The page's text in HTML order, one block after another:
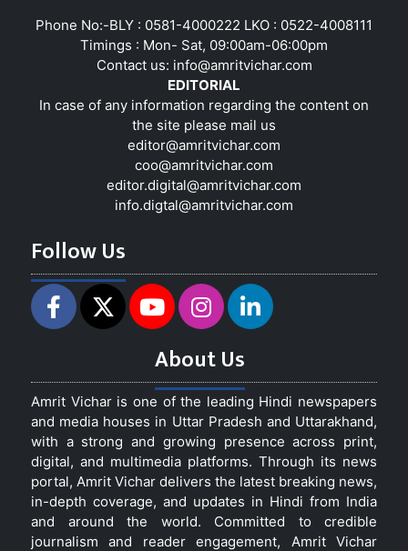
Phone No:-BLY : 0581-4000222 LKO : 0522-4008111
Timings : Mon- Sat, 09:00am-06:00pm
Contact us: info@amritvichar.com
EDITORIAL
In case of any information regarding the content on
the site please mail us
editor@amritvichar.com
coo@amritvichar.com
editor.digital@amritvichar.com
info.digtal@amritvichar.com
Follow Us
About Us
Amrit Vichar is one of the leading Hindi newspapers
and media houses in Uttar Pradesh and Uttarakhand,
with a strong and growing presence across print,
digital, and multimedia platforms. Through its news
portal, Amrit Vichar delivers the latest breaking news,
in-depth coverage, and updates in Hindi from India
and around the world. Committed to credible
journalism and reader engagement, Amrit Vichar